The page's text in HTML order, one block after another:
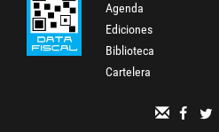
Agenda
Ediciones
Biblioteca
Cartelera